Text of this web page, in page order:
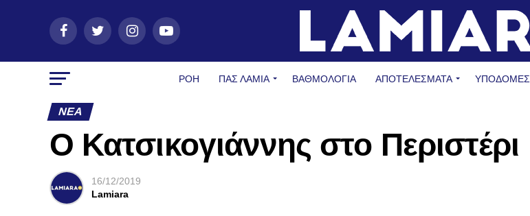
ΡΟΗ ΠΑΣ ΛΑΜΊΑ ΒΑΘΜΟΛΟΓΙΑ ΑΠΟΤΕΛΕΣΜΑΤΑ ΥΠΟΔΟΜΈΣ
ΝΈΑ
Ο Κατσικογιάννης στο Περιστέρι
16/12/2019
Lamiara